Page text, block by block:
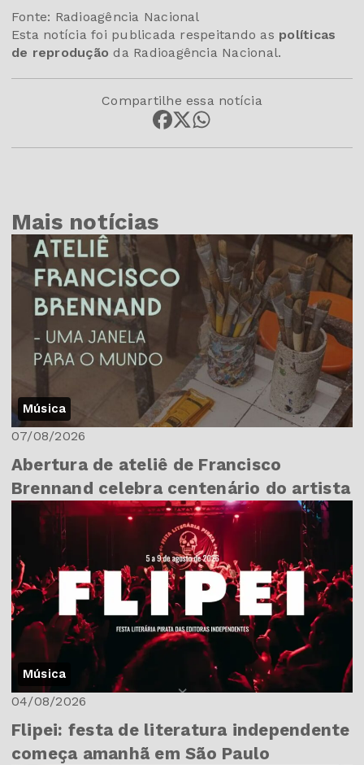
Fonte: Radioagência Nacional
Esta notícia foi publicada respeitando as políticas
de reprodução da Radioagência Nacional.
Compartilhe essa notícia
Mais notícias
Música
07/08/2026
Abertura de ateliê de Francisco
Brennand celebra centenário do artista
Música
04/08/2026
Flipei: festa de literatura independente
começa amanhã em São Paulo